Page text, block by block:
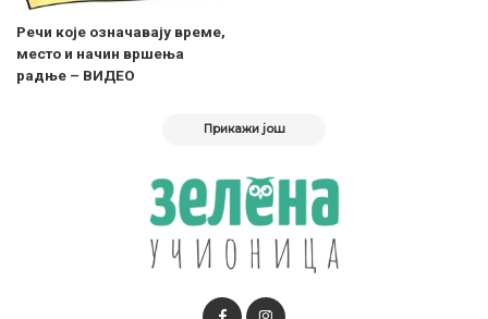
Речи које означавају време,
место и начин вршења
радње – ВИДЕО
Прикажи још